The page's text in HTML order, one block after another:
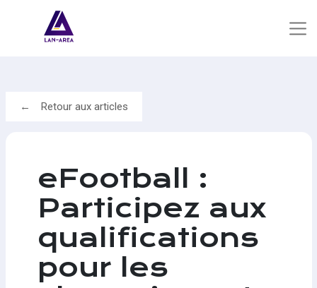
Retour aux articles
eFootball :
Participez aux
qualifications
pour les